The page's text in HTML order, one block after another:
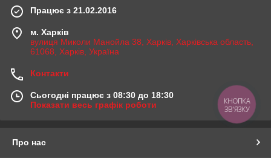
Працює з 21.02.2016
м. Харків
вулиця Миколи Манойла 38, Харків, Харківська область,
61068, Харків, Україна
Контакти
Сьогодні працює з 08:30 до 18:30
Показати весь графік роботи
Про нас
КНОПКА
ЗВ'ЯЗКУ